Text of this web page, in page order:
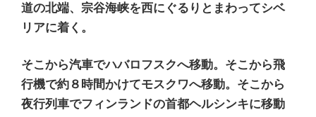
道の北端、宗谷海峡を西にぐるりとまわってシベ
リアに着く。
そこから汽車でハバロフスクへ移動。そこから飛
行機で約８時間かけてモスクワへ移動。そこから
夜行列車でフィンランドの首都ヘルシンキに移動